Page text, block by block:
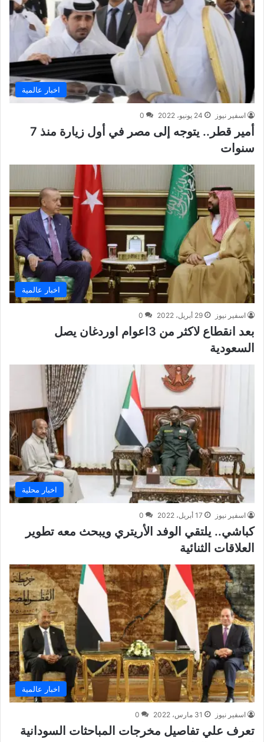
اخبار عالمية
اسفير نيوز 24 يونيو، 2022 0
أمير قطر.. يتوجه إلى مصر في أول زيارة منذ 7
سنوات
اخبار عالمية
اسفير نيوز 29 أبريل، 2022 0
بعد انقطاع لاكثر من 3اعوام اوردغان يصل
السعودية
اخبار محلية
اسفير نيوز 17 أبريل، 2022 0
كباشي.. يلتقي الوفد الأريتري ويبحث معه تطوير
العلاقات الثنائية
اخبار عالمية
اسفير نيوز 31 مارس، 2022 0
تعرف علي تفاصيل مخرجات المباحثات السودانية